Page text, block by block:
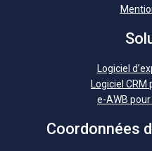
Logiciel
Logiciel CRM
e-AWB
Coordonnées